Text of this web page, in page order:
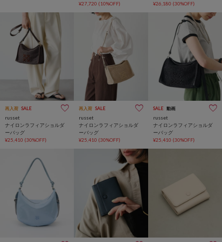
¥27,720 (10%OFF)
¥26,180 (30%OFF)
再入荷 SALE
russet
ナイロンラフィアショルダ
ーバッグ
¥25,410 (30%OFF)
再入荷 SALE
russet
ナイロンラフィアショルダ
ーバッグ
¥25,410 (30%OFF)
SALE 動画
russet
ナイロンラフィアショルダ
ーバッグ
¥25,410 (30%OFF)